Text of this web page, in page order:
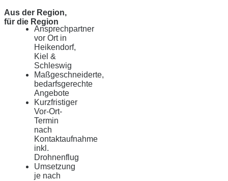
Aus der Region,
für die Region
Ansprechpartner
vor Ort in
Heikendorf,
Kiel &
Schleswig
Maßgeschneiderte,
bedarfsgerechte
Angebote
Kurzfristiger
Vor-Ort-
Termin
nach
Kontaktaufnahme
inkl.
Drohnenflug
Umsetzung
je nach